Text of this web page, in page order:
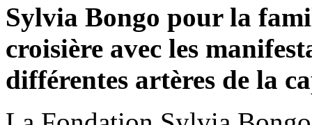
Sylvia Bongo pour la
croisière avec les
différentes artères de la